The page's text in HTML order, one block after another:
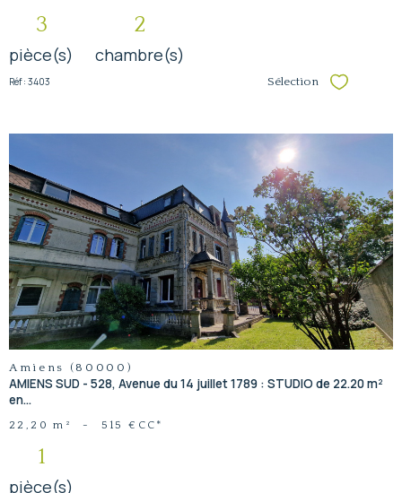
3
pièce(s)
2
chambre(s)
Réf : 3403 Sélection Sélectionner
voir le
bien
Amiens (80000)
AMIENS SUD - 528, Avenue du 14 juillet 1789 : STUDIO de 22.20 m²
en...
22,20 m² - 515 € CC*
1
pièce(s)